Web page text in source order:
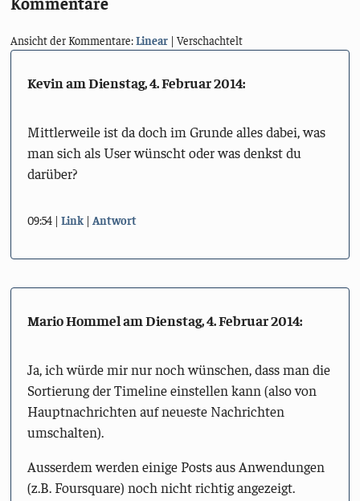
Ansicht der Kommentare:Linear | Verschachtelt
Kevin amDienstag, 4. Februar 2014:
Mittlerweile ist da doch im Grunde alles dabei, was
man sich als User wünscht oder was denkst du
darüber?
09:54 Link Antwort
Mario Hommel amDienstag, 4. Februar 2014:
Ja, ich würde mir nur noch wünschen, dass man die
Sortierung der Timeline einstellen kann (also von
Hauptnachrichten auf neueste Nachrichten
umschalten).
Ausserdem werden einige Posts aus Anwendungen
(z.B. Foursquare) noch nicht richtig angezeigt.